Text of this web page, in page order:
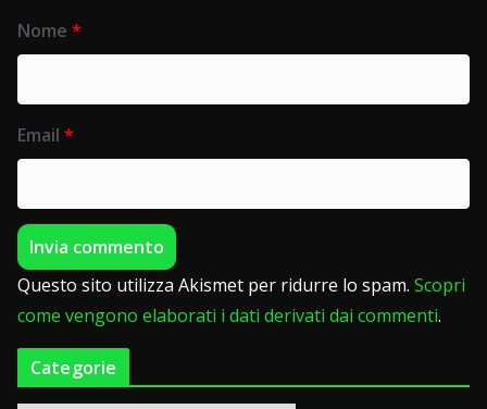
Nome *
Email *
Questo sito utilizza Akismet per ridurre lo spam. Scopri
come vengono elaborati i dati derivati dai commenti.
Categorie